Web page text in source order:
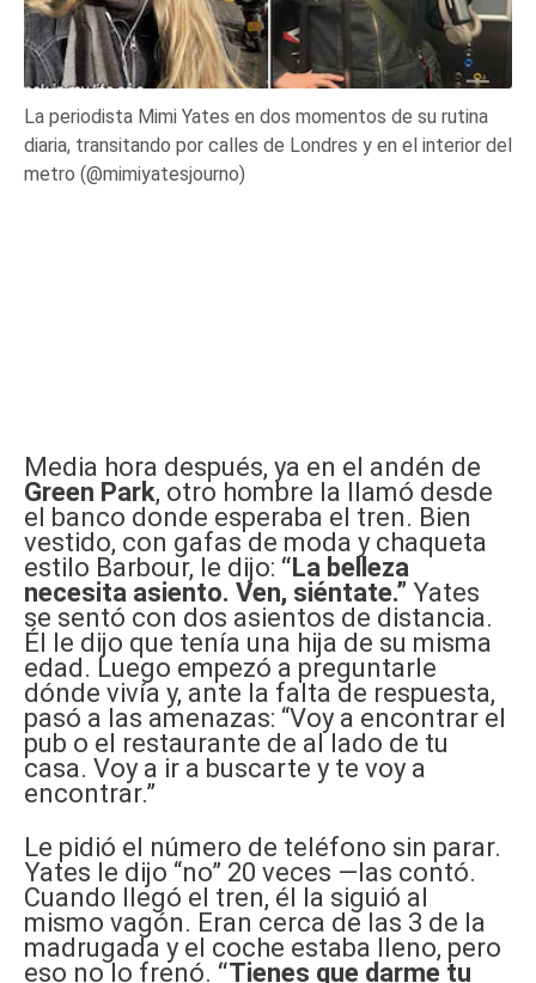
La periodista Mimi Yates en dos momentos de su rutina
diaria, transitando por calles de Londres y en el interior del
metro (@mimiyatesjourno)
Media hora después, ya en el andén de
Green Park, otro hombre la llamó desde
el banco donde esperaba el tren. Bien
vestido, con gafas de moda y chaqueta
estilo Barbour, le dijo: “La belleza
necesita asiento. Ven, siéntate.” Yates
se sentó con dos asientos de distancia.
Él le dijo que tenía una hija de su misma
edad. Luego empezó a preguntarle
dónde vivía y, ante la falta de respuesta,
pasó a las amenazas: “Voy a encontrar el
pub o el restaurante de al lado de tu
casa. Voy a ir a buscarte y te voy a
encontrar.”
Le pidió el número de teléfono sin parar.
Yates le dijo “no” 20 veces —las contó.
Cuando llegó el tren, él la siguió al
mismo vagón. Eran cerca de las 3 de la
madrugada y el coche estaba lleno, pero
eso no lo frenó. “Tienes que darme tu